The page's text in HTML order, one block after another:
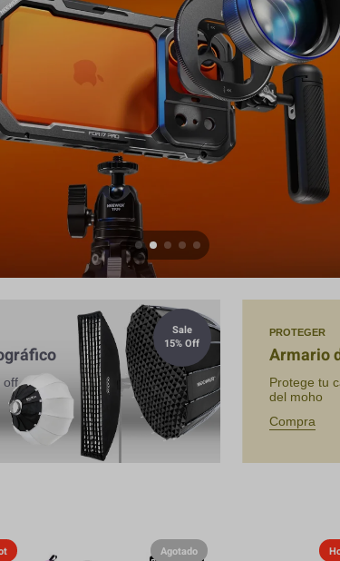
off
Sale
15% Off
PROTEGER
Armario
Protege tu
del moho
Compra
Agotado